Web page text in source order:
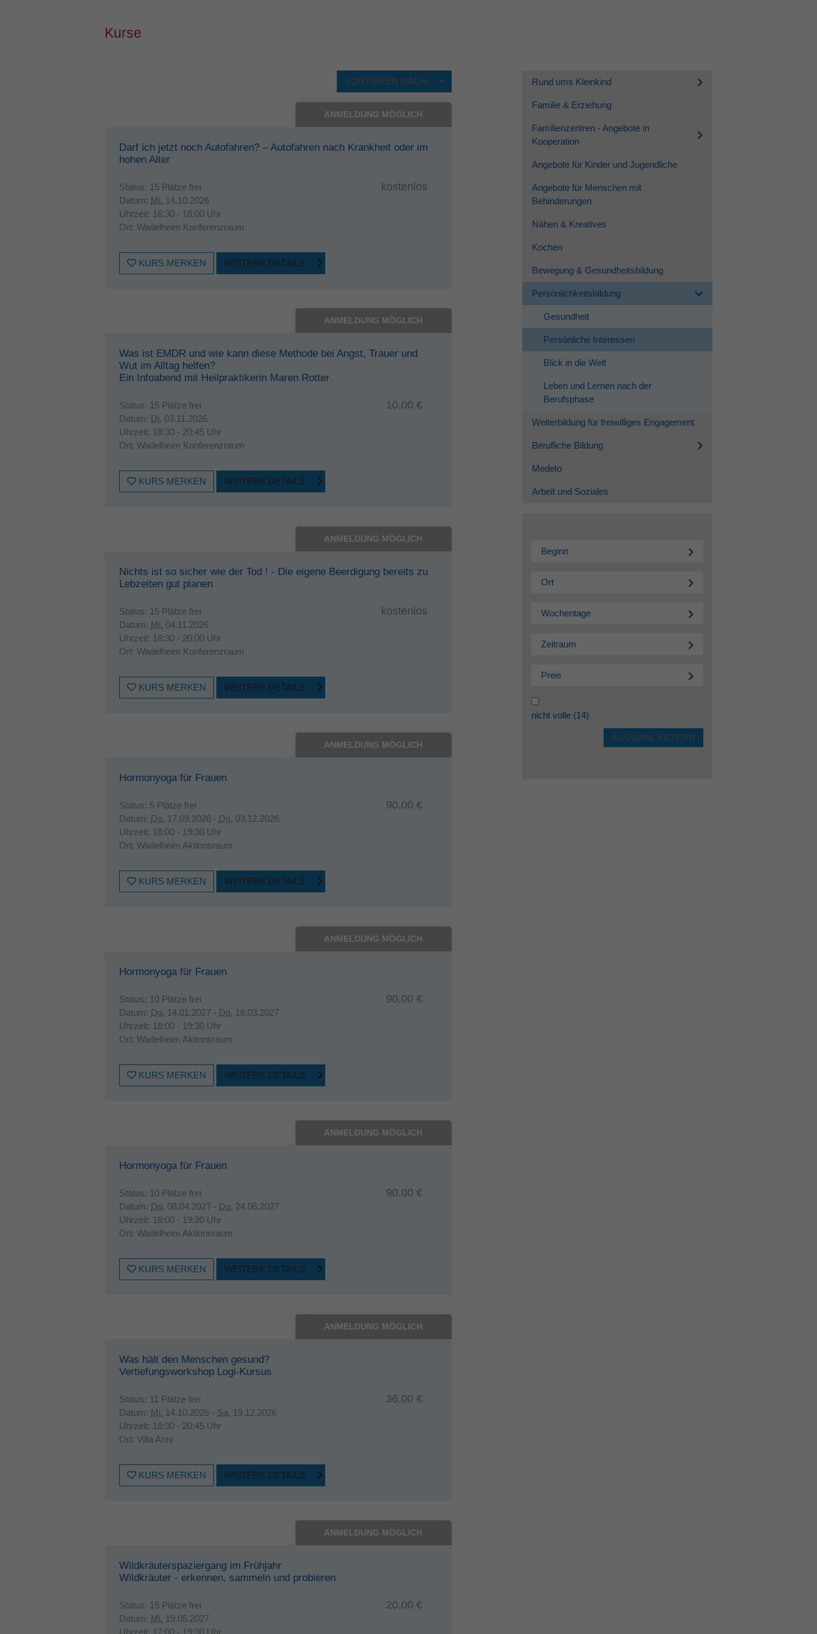
Kurse
SORTIEREN NACH...
ANMELDUNG MÖGLICH
Darf ich jetzt noch Autofahren? – Autofahren nach Krankheit oder im
hohen Alter
Status: 15 Plätze frei
Datum: Mi. 14.10.2026
Uhrzeit: 16:30 - 18:00 Uhr
Ort: Wadelheim Konferenzraum
kostenlos
KURS MERKEN WEITERE DETAILS
ANMELDUNG MÖGLICH
Was ist EMDR und wie kann diese Methode bei Angst, Trauer und
Wut im Alltag helfen?
Ein Infoabend mit Heilpraktikerin Maren Rotter
Status: 15 Plätze frei
Datum: Di. 03.11.2026
Uhrzeit: 18:30 - 20:45 Uhr
Ort: Wadelheim Konferenzraum
10,00 €
KURS MERKEN WEITERE DETAILS
ANMELDUNG MÖGLICH
Nichts ist so sicher wie der Tod ! - Die eigene Beerdigung bereits zu
Lebzeiten gut planen
Status: 15 Plätze frei
Datum: Mi. 04.11.2026
Uhrzeit: 18:30 - 20:00 Uhr
Ort: Wadelheim Konferenzraum
kostenlos
KURS MERKEN WEITERE DETAILS
ANMELDUNG MÖGLICH
Hormonyoga für Frauen
Status: 5 Plätze frei
Datum: Do. 17.09.2026 - Do. 03.12.2026
Uhrzeit: 18:00 - 19:30 Uhr
Ort: Wadelheim Aktionsraum
90,00 €
KURS MERKEN WEITERE DETAILS
ANMELDUNG MÖGLICH
Hormonyoga für Frauen
Status: 10 Plätze frei
Datum: Do. 14.01.2027 - Do. 18.03.2027
Uhrzeit: 18:00 - 19:30 Uhr
Ort: Wadelheim Aktionsraum
90,00 €
KURS MERKEN WEITERE DETAILS
ANMELDUNG MÖGLICH
Hormonyoga für Frauen
Status: 10 Plätze frei
Datum: Do. 08.04.2027 - Do. 24.06.2027
Uhrzeit: 18:00 - 19:30 Uhr
Ort: Wadelheim Aktionsraum
90,00 €
KURS MERKEN WEITERE DETAILS
ANMELDUNG MÖGLICH
Was hält den Menschen gesund?
Vertiefungsworkshop Logi-Kursus
Status: 11 Plätze frei
Datum: Mi. 14.10.2026 - Sa. 19.12.2026
Uhrzeit: 18:30 - 20:45 Uhr
Ort: Villa Anni
36,00 €
KURS MERKEN WEITERE DETAILS
ANMELDUNG MÖGLICH
Wildkräuterspaziergang im Frühjahr
Wildkräuter - erkennen, sammeln und probieren
Status: 15 Plätze frei
Datum: Mi. 19.05.2027
Uhrzeit: 17:00 - 19:30 Uhr
20,00 €
Rund ums Kleinkind
Familie & Erziehung
Familienzentren - Angebote in
Kooperation
Angebote für Kinder und Jugendliche
Angebote für Menschen mit
Behinderungen
Nähen & Kreatives
Kochen
Bewegung & Gesundheitsbildung
Persönlichkeitsbildung
Gesundheit
Persönliche Interessen
Blick in die Welt
Leben und Lernen nach der
Berufsphase
Weiterbildung für freiwilliges Engagement
Berufliche Bildung
Medeto
Arbeit und Soziales
Beginn
Ort
Wochentage
Zeitraum
Preis
nicht volle(14)